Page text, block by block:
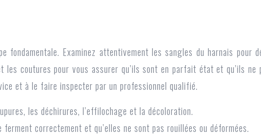
fondamentale. Examinez attentivement les sangles du harnais
les coutures pour vous assurer qu’ils sont en parfait état et qu’ils
et à le faire inspecter par un professionnel qualifié.
les déchirures, l’effilochage et la décoloration.
ferment correctement et qu’elles ne sont pas rouillées ou déformées.